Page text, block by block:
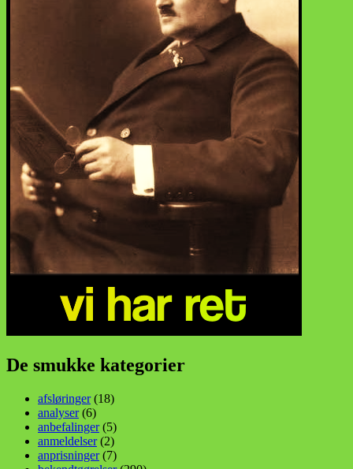
De smukke kategorier
afsløringer(18)
analyser(6)
anbefalinger(5)
anmeldelser(2)
anprisninger(7)